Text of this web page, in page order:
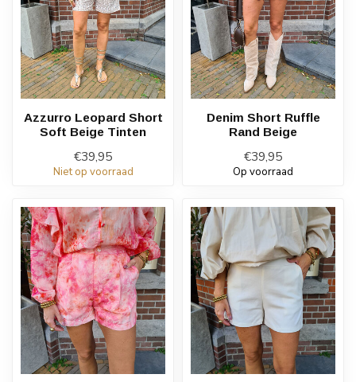
Azzurro Leopard Short
Soft Beige Tinten
€39,95
Niet op voorraad
Denim Short Ruffle
Rand Beige
€39,95
Op voorraad